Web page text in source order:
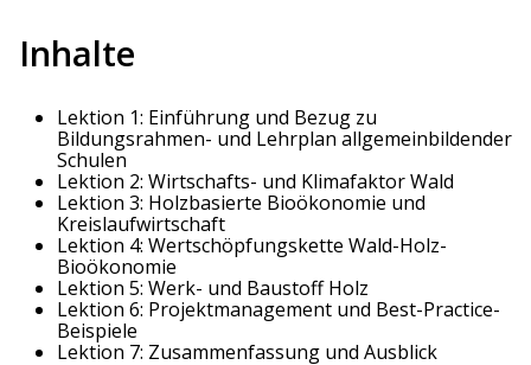
Inhalte
Lektion 1: Einführung und Bezug zu
Bildungsrahmen- und Lehrplan allgemeinbildender
Schulen
Lektion 2: Wirtschafts- und Klimafaktor Wald
Lektion 3: Holzbasierte Bioökonomie und
Kreislaufwirtschaft
Lektion 4: Wertschöpfungskette Wald-Holz-
Bioökonomie
Lektion 5: Werk- und Baustoff Holz
Lektion 6: Projektmanagement und Best-Practice-
Beispiele
Lektion 7: Zusammenfassung und Ausblick